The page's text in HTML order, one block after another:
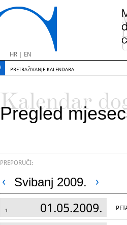
HR| EN
PRETRAŽIVANJE KALENDARA
Kalendar
Pregled
PREPORUČI:
Svibanj 2009.
1 01.05.2009.